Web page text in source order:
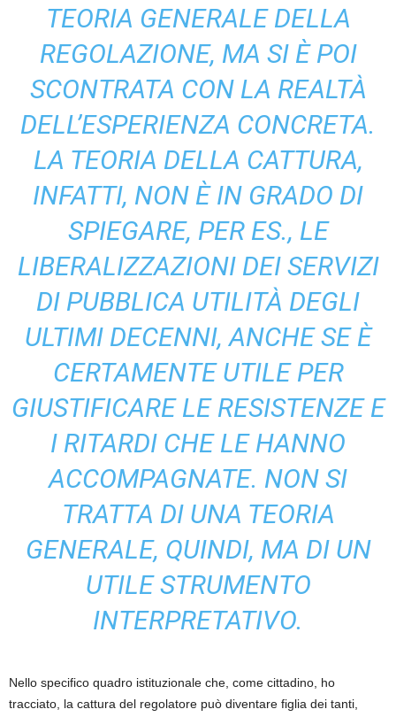
TEORIA GENERALE DELLA
REGOLAZIONE, MA SI È POI
SCONTRATA CON LA REALTÀ
DELL’ESPERIENZA CONCRETA.
LA TEORIA DELLA CATTURA,
INFATTI, NON È IN GRADO DI
SPIEGARE, PER ES., LE
LIBERALIZZAZIONI DEI SERVIZI
DI PUBBLICA UTILITÀ DEGLI
ULTIMI DECENNI, ANCHE SE È
CERTAMENTE UTILE PER
GIUSTIFICARE LE RESISTENZE E
I RITARDI CHE LE HANNO
ACCOMPAGNATE. NON SI
TRATTA DI UNA TEORIA
GENERALE, QUINDI, MA DI UN
UTILE STRUMENTO
INTERPRETATIVO.
Nello specifico quadro istituzionale che, come cittadino, ho
tracciato, la cattura del regolatore può diventare figlia dei tanti,